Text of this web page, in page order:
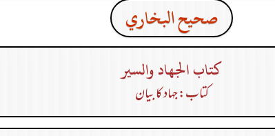
صحيح البخاري
كتاب الجهاد والسير
کتاب: جہاد کا بیان